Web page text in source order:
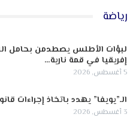
رياضة
لبؤات الأطلس يصطدمن بحامل
إفريقيا في قمة نارية…
5 أغسطس, 2026
الـ”يويفا” يهدد باتخاذ إجراءات
3 أغسطس, 2026